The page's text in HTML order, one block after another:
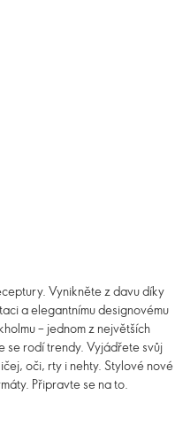
Vynikněte z davu díky
a elegantnímu designovému
– jednom z největších
se rodí trendy. Vyjádřete svůj
oči, rty i nehty. Stylové nové
Připravte se na to.